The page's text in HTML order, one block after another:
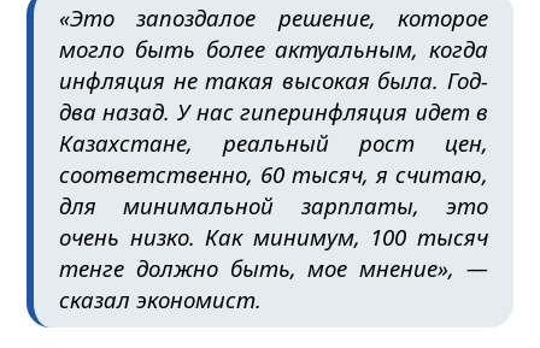
«Это запоздалое решение, которое
могло быть более актуальным, когда
инфляция не такая высокая была. Год-
два назад. У нас гиперинфляция идет в
Казахстане, реальный рост цен,
соответственно, 60 тысяч, я считаю,
для минимальной зарплаты, это
очень низко. Как минимум, 100 тысяч
тенге должно быть, мое мнение», —
сказал экономист.